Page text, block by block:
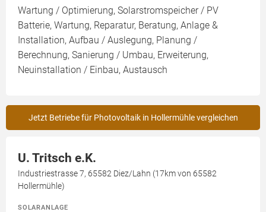
Wartung / Optimierung, Solarstromspeicher / PV
Batterie, Wartung, Reparatur, Beratung, Anlage &
Installation, Aufbau / Auslegung, Planung /
Berechnung, Sanierung / Umbau, Erweiterung,
Neuinstallation / Einbau, Austausch
Jetzt Betriebe für Photovoltaik in Hollermühle vergleichen
U. Tritsch e.K.
Industriestrasse 7, 65582 Diez/Lahn (17km von 65582
Hollermühle)
SOLARANLAGE